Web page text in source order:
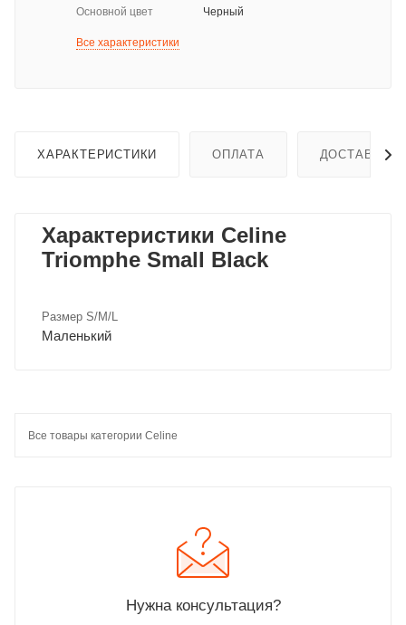
Основной цвет
Черный
Все характеристики
ХАРАКТЕРИСТИКИ ОПЛАТА ДОСТАВКА
Характеристики Celine
Triomphe Small Black
Размер S/M/L
Маленький
Все товары категории Celine
Нужна консультация?